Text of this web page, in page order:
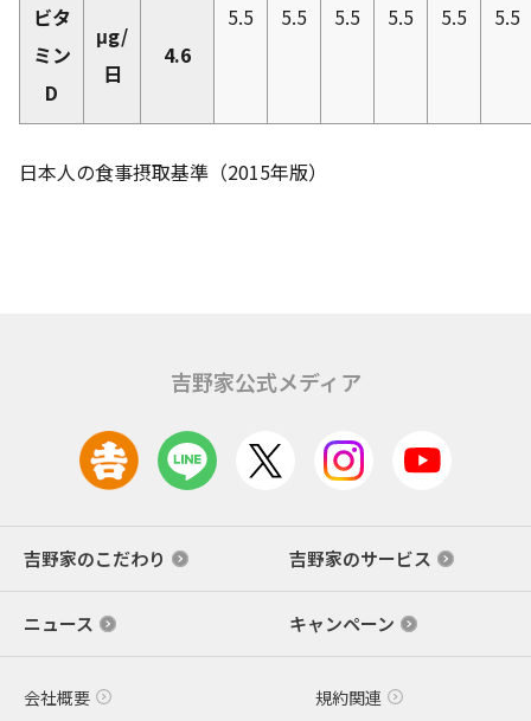
ビタ
ミン
D
μg/
日
4.6
5.5 5.5 5.5 5.5 5.5 5.5
日本人の食事摂取基準（2015年版）
吉野家公式メディア
吉野家のこだわり 吉野家のサービス
ニュース キャンペーン
会社概要 規約関連